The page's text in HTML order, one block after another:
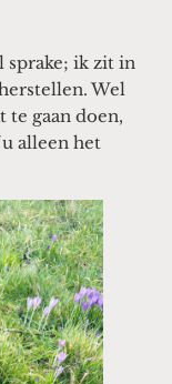
sprake; ik zit in
Wel
gaan doen,
alleen het